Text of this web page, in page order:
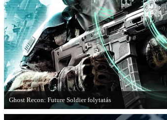
Ghost Recon: Future Soldier folytatás